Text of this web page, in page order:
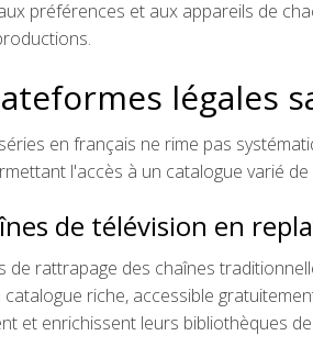
préférences et aux appareils de
légales
en français ne rime pas
l'accès à un catalogue varié
de télévision en
de rattrapage des chaînes
riche, accessible
et enrichissent leurs bibliothèques